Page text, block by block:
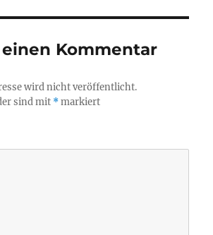
Kommentar
wird nicht veröffentlicht.
sind mit *markiert